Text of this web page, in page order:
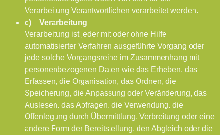
Verarbeitung Verantwortlichen verarbeitet werden.
c) Verarbeitung
Verarbeitung ist jeder mit oder ohne Hilfe
automatisierter Verfahren ausgeführte Vorgang oder
jede solche Vorgangsreihe im Zusammenhang mit
personenbezogenen Daten wie das Erheben, das
Erfassen, die Organisation, das Ordnen, die
Speicherung, die Anpassung oder Veränderung, das
Auslesen, das Abfragen, die Verwendung, die
Offenlegung durch Übermittlung, Verbreitung oder eine
andere Form der Bereitstellung, den Abgleich oder die